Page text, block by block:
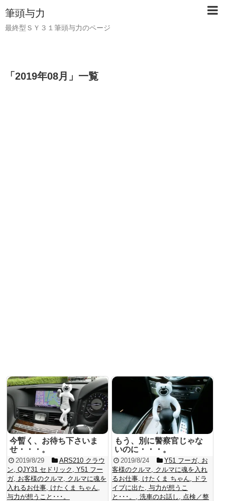
筆頭与力
最終型ＳＹ３１筆頭与力のページ
「 2019年08月 」 一覧
今暫く、お待ち下さいま
せ・・・。
2019/8/29
ARS210 クラウ
ン QJY31 セドリック
Y51 フー
ガ, お客様のクルマ
クルマに魂を
入れるお仕事 けたくま ちゃん
与力が想うこと･･･。
もう、別に警察官じゃな
いのに・・・。
2019/8/24 Y51 フーガ, お
客様のクルマ
クルマに魂を入れ
るお仕事 けたくま ちゃん
ドラ
イブに出た ,与力が想うこ
と･･･。
,洗車のお話し
点検／整